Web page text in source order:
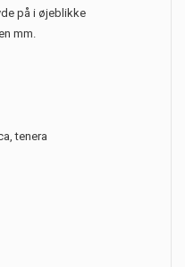
på i øjeblikke
mm.
tenera